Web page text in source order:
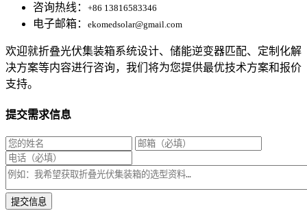
咨询热线： +86 13816583346
电子邮箱： ekomedsolar@gmail.com
欢迎就折叠光伏集装箱系统设计、储能逆变器匹配、定制化解
决方案等内容进行咨询，我们将为您提供最优技术方案和报价
支持。
提交需求信息